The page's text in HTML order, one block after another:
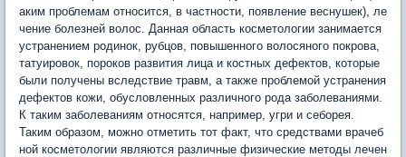
аким проблемам относится, в частности, появление веснушек), ле
чение болезней волос. Данная область косметологии занимается
устранением родинок, рубцов, повышенного волосяного покрова,
татуировок, пороков развития лица и костных дефектов, которые
были получены вследствие травм, а также проблемой устранения
дефектов кожи, обусловленных различного рода заболеваниями.
К таким заболеваниям относятся, например, угри и себорея.
Таким образом, можно отметить тот факт, что средствами врачеб
ной косметологии являются различные физические методы лечен